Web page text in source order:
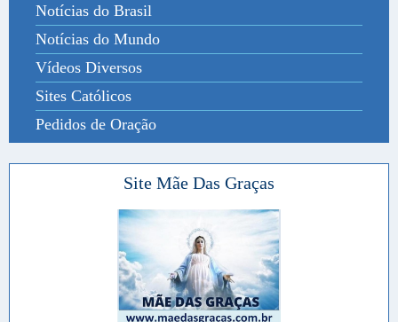
Notícias do Brasil
Notícias do Mundo
Vídeos Diversos
Sites Católicos
Pedidos de Oração
Site Mãe Das Graças